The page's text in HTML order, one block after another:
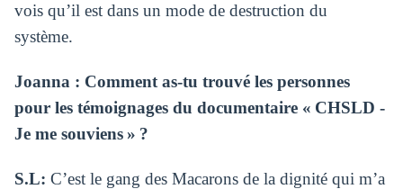
vois qu’il est dans un mode de destruction du
système.
Joanna : Comment as-tu trouvé les personnes
pour les témoignages du documentaire « CHSLD -
Je me souviens » ?
S.L: C’est le gang des Macarons de la dignité qui m’a